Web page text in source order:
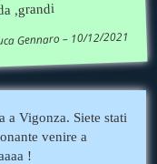
,grandi
Gennaro – 10/12/2021
a Vigonza. Siete stati
venire a
!